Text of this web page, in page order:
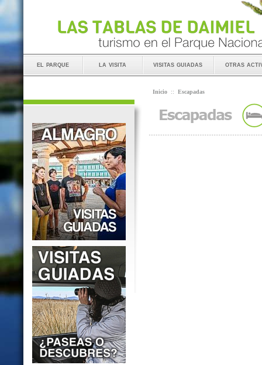
el parque la visita visitas guiadas otras
Inicio :: Escapadas